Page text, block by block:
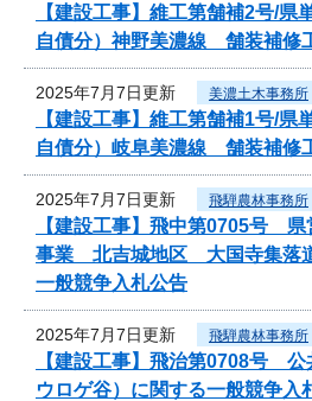
【建設工事】維工第舗補2号/
自債分）神野美濃線 舗装補修
2025年7月7日更新 美濃土木事務所
【建設工事】維工第舗補1号/
自債分）岐阜美濃線 舗装補修
2025年7月7日更新 飛騨農林事務所
【建設工事】飛中第0705号 県
事業 北吉城地区 大国寺集落
一般競争入札公告
2025年7月7日更新 飛騨農林事務所
【建設工事】飛治第0708号
ウロゲ谷）に関する一般競争入